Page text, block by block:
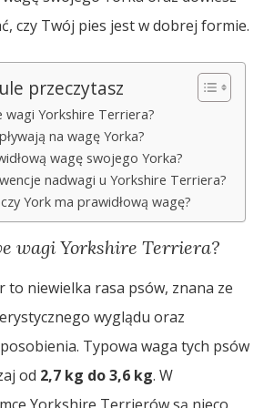
czy Twój pies jest w dobrej formie.
przeczytasz
wagi Yorkshire Terriera?
na wagę Yorka?
wagę swojego Yorka?
nadwagi u Yorkshire Terriera?
York ma prawidłową wagę?
wagi Yorkshire Terriera?
niewielka rasa psów, znana ze
wyglądu oraz
Typowa waga tych psów
od 2,7 kg do 3,6 kg. W